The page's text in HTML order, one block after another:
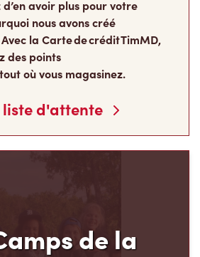
avoir plus pour votre
nous avons créé
la Carte de crédit TimMD,
des points
où vous magasinez.
d'attente
de la